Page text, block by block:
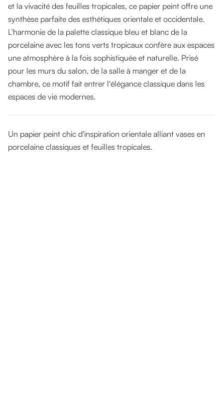
et la vivacité des feuilles tropicales, ce papier peint offre une
synthèse parfaite des esthétiques orientale et occidentale.
L'harmonie de la palette classique bleu et blanc de la
porcelaine avec les tons verts tropicaux confère aux espaces
une atmosphère à la fois sophistiquée et naturelle. Prisé
pour les murs du salon, de la salle à manger et de la
chambre, ce motif fait entrer l'élégance classique dans les
espaces de vie modernes.
Un papier peint chic d'inspiration orientale alliant vases en
porcelaine classiques et feuilles tropicales.